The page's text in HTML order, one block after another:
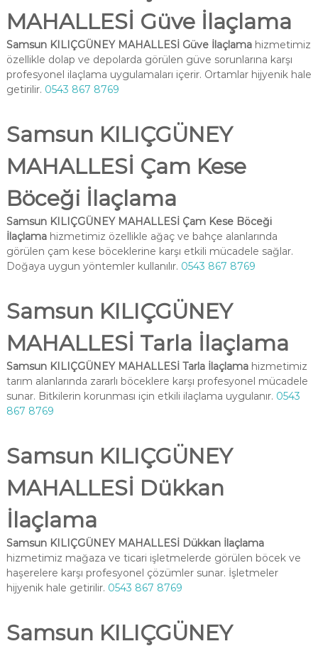
MAHALLESİ Güve İlaçlama
Samsun KILIÇGÜNEY MAHALLESİ Güve İlaçlamahizmetimiz
özellikle dolap ve depolarda görülen güve sorunlarına karşı
profesyonel ilaçlama uygulamaları içerir. Ortamlar hijyenik hale
getirilir. 0543 867 8769
Samsun KILIÇGÜNEY
MAHALLESİ Çam Kese
Böceği İlaçlama
Samsun KILIÇGÜNEY MAHALLESİ Çam Kese Böceği
İlaçlamahizmetimiz özellikle ağaç ve bahçe alanlarında
görülen çam kese böceklerine karşı etkili mücadele sağlar.
Doğaya uygun yöntemler kullanılır. 0543 867 8769
Samsun KILIÇGÜNEY
MAHALLESİ Tarla İlaçlama
Samsun KILIÇGÜNEY MAHALLESİ Tarla İlaçlamahizmetimiz
tarım alanlarında zararlı böceklere karşı profesyonel mücadele
sunar. Bitkilerin korunması için etkili ilaçlama uygulanır. 0543
867 8769
Samsun KILIÇGÜNEY
MAHALLESİ Dükkan
İlaçlama
Samsun KILIÇGÜNEY MAHALLESİ Dükkan İlaçlama
hizmetimiz mağaza ve ticari işletmelerde görülen böcek ve
haşerelere karşı profesyonel çözümler sunar. İşletmeler
hijyenik hale getirilir. 0543 867 8769
Samsun KILIÇGÜNEY